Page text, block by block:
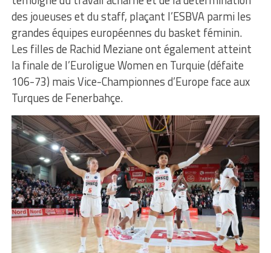
des joueuses et du staff, plaçant l’ESBVA parmi les
grandes équipes européennes du basket féminin.
Les filles de Rachid Meziane ont également atteint
la finale de l’Euroligue Women en Turquie (défaite
106-73) mais Vice-Championnes d’Europe face aux
Turques de Fenerbahçe.